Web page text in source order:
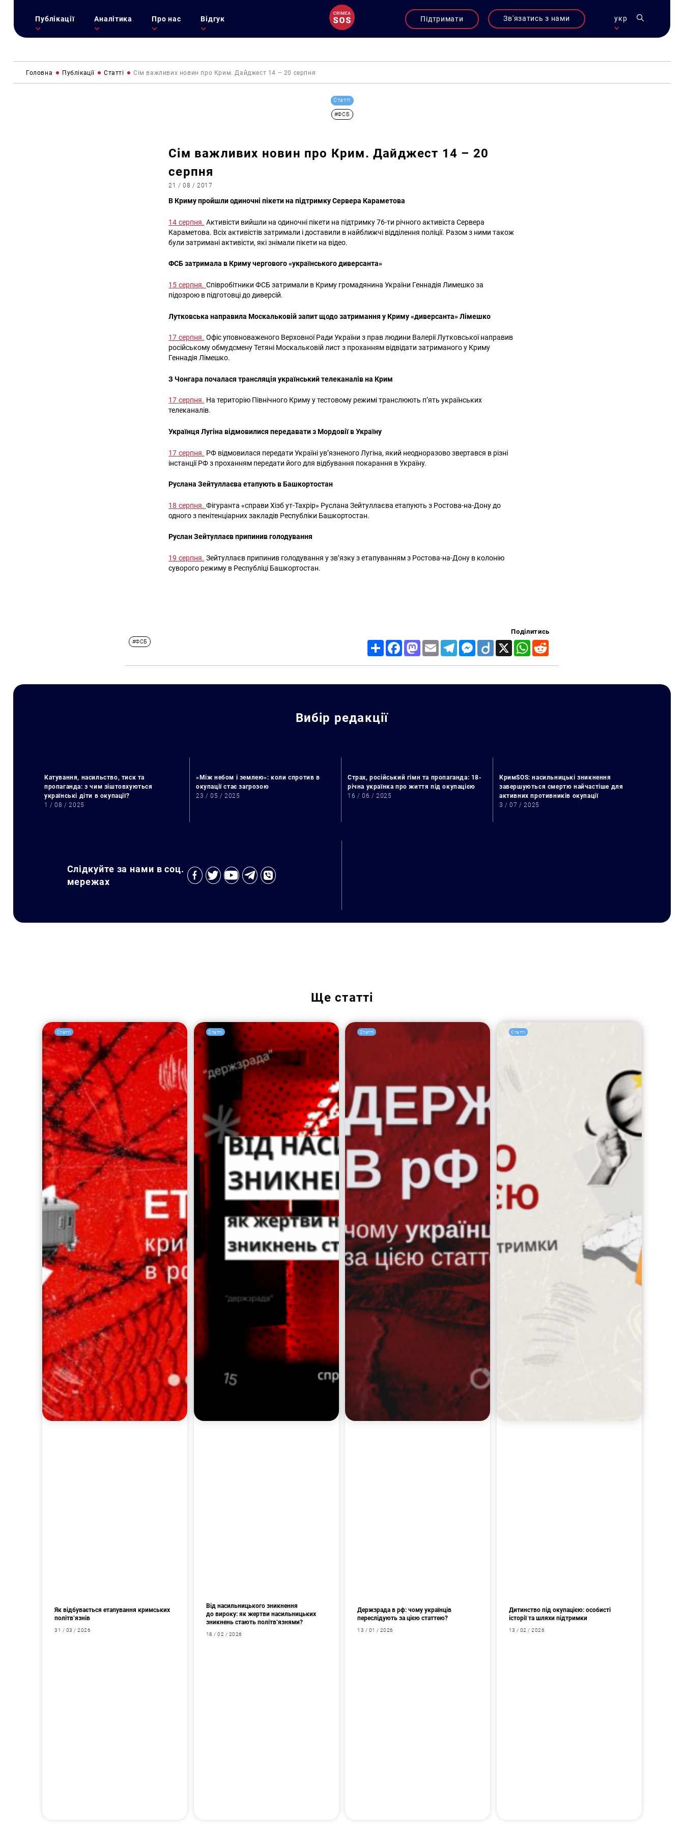
Публікації Аналітика Про нас Відгук Підтримати Зв'язатись з нами укр
Головна Публікації Статті Сім важливих новин про Крим. Дайджест 14 – 20 серпня
Статті
#ФСБ
Сім важливих новин про Крим. Дайджест 14 – 20
серпня
21 / 08 / 2017
В Криму пройшли одиночні пікети на підтримку Сервера Караметова
14 серпня. Активісти вийшли на одиночні пікети на підтримку 76-ти річного активіста Сервера
Караметова. Всіх активістів затримали і доставили в найближчі відділення поліції. Разом з ними також
були затримані активісти, які знімали пікети на відео.
ФСБ затримала в Криму чергового «українського диверсанта»
15 серпня. Співробітники ФСБ затримали в Криму громадянина України Геннадія Лимешко за
підозрою в підготовці до диверсій.
Лутковська направила Москальковій запит щодо затримання у Криму «диверсанта» Лімешко
17 серпня. Офіс уповноваженого Верховної Ради України з прав людини Валерії Лутковської направив
російському обмудсмену Тетяні Москальковій лист з проханням відвідати затриманого у Криму
Геннадія Лімешко.
З Чонгара почалася трансляція український телеканалів на Крим
17 серпня. На територію Північного Криму у тестовому режимі транслюють п’ять українських
телеканалів.
Українця Лугіна відмовилися передавати з Мордовії в Україну
17 серпня. РФ відмовилася передати Україні ув’язненого Лугіна, який неодноразово звертався в різні
інстанції РФ з проханням передати його для відбування покарання в Україну.
Руслана Зейтуллаєва етапують в Башкортостан
18 серпня. Фігуранта «справи Хізб ут-Тахрір» Руслана Зейтуллаєва етапують з Ростова-на-Дону до
одного з пенітенціарних закладів Республіки Башкортостан.
Руслан Зейтуллаєв припинив голодування
19 серпня. Зейтуллаєв припинив голодування у зв’язку з етапуванням з Ростова-на-Дону в колонію
суворого режиму в Республіці Башкортостан.
#ФСБ
Поділитись
Share FacebookMastodon
Email TelegramMessenger
Diigo X WhatsApp
Вибір редакції
Катування, насильство, тиск та
пропаганда: з чим зіштовхуються
українські діти в окупації?
1 / 08 / 2025
«Між небом і землею»: коли спротив в
окупації стає загрозою
23 / 05 / 2025
Страх, російський гімн та пропаганда: 18-
річна українка про життя під окупацією
16 / 06 / 2025
КримSOS: насильницькі зникнення
завершуються смертю найчастіше для
активних противників окупації
3 / 07 / 2025
Слідкуйте за нами в соц.
мережах
Щестатті
Статті
Як відбувається етапування кримських
політв’язнів
31 / 03 / 2026
Статті
Від насильницького зникнення
до вироку: як жертви насильницьких
зникнень стають політв’язнями?
18 / 02 / 2026
Статті
Держзрада в рф: чому українців
переслідують за цією статтею?
13 / 01 / 2026
Статті
Дитинство під окупацією: особисті
історії та шляхи підтримки
13 / 02 / 2026